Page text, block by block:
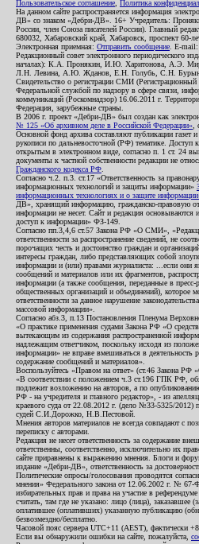
Пользовательское соглашение Политика
На данном сайте распространяется информация
ДВ» со знаком «Дебри-ДВ». 16+ Учредитель:
России, член Союза писателей России). Главный
680032, Хабаровский край, Хабаровск, проспект 60-
Электронная приемная: Отправить сообщение . E-mail:
Редакционный совет электронного периодического
началах): К.А. Пронякин, И.Ю. Харитонова, А.Э.
Л.Н. Левина, А.Ю. Жданов, Е.Н. Голубь, С.Н.
Свидетельство о регистрации СМИ (Регистрационный
Федеральной службой по надзору в сфере связи,
коммуникаций (Роскомнадзор) 16.06.2011 г.
Федерация, зарубежные страны.
В 2006 г. проект «Дебри-ДВ» был создан как
№ 125 «Об архивном деле в Российской Федерации»
Основной фонд архива составляют публикации газет
рукописи по дальневосточной (РФ) тематике. Доступ
открытым в электронном виде, согласно п. 1 ст. 24
документы к частной собственности редакции не
Гражданского кодекса РФ
Согласно ч.2. п.3. ст.17 «Ответственность за
информационных технологий и защиты информации»
информационных технологиях и о защите
ДВ», хранящий информацию, гражданско-правовую
информации не несет. Сайт и редакция основываются
доступ к информации» ФЗ-149.
Согласно пп.3,4,6 ст.57 Закона РФ «О СМИ»,
ответственности за распространение сведений, не
порочащих честь и достоинство граждан и
интересы граждан, либо представляющих собой
информации и (или) правами журналиста: ...если они
сообщений и материалов или их фрагментов,
информации (а также сообщения, переданные в пресс-
общественных организаций и объединений), которое
ответственности за данное нарушение
массовой информации».
Согласно абз.3, п.13 Постановления Пленума
«О практике применения судами Закона РФ «О
вытекающим из содержания распространенной
надлежащим ответчиком, поскольку исходя из
информации» не вправе вмешиваться в деятельность
содержание сообщений и материалов».
Воспользуйтесь «Правом на ответ» (ст.46 Закона
«В соответствии с положением ч.3 ст.196 ГПК РФ,
подлежит возложению на авторов, а по
РФ - на учредителя и главного редактор», - из
краевого суда от 22.08.2012 г. (дело №33-5325/2012)
судей С.И.Дорожко, Н.В.Пестовой.
Мнения авторов материалов не всегда совпадают с
переписку с авторами.
Редакция не несет ответственность за содержание
ответственны, соответственно, исключительно их
сайте приравнены к выражению мнения. Блоги и
издание «Дебри-ДВ», ответственность за
Политические опросы/голосования проводятся
мнения» Федерального закона от 12.06.2002 г. № 67-
избирательных прав и права на участие в
считать, там где не указано: лицо (лица), заказавшее
оплатившее (оплативших) указанную публикацию
безвозмездно/бесплатно.
Часовой пояс сервера UTC+11 (AEST), фактически +8
Если вы обнаружили ошибки на сайте, пожалуйста,